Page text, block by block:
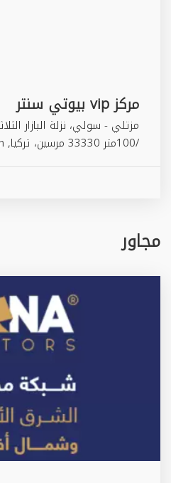
مركز vip بيوتي سنتر
مزتلي - سولي، نزلة البازار
/100متر 33330 ‏مرسين‏، ‏تركيا‏,
مجاور